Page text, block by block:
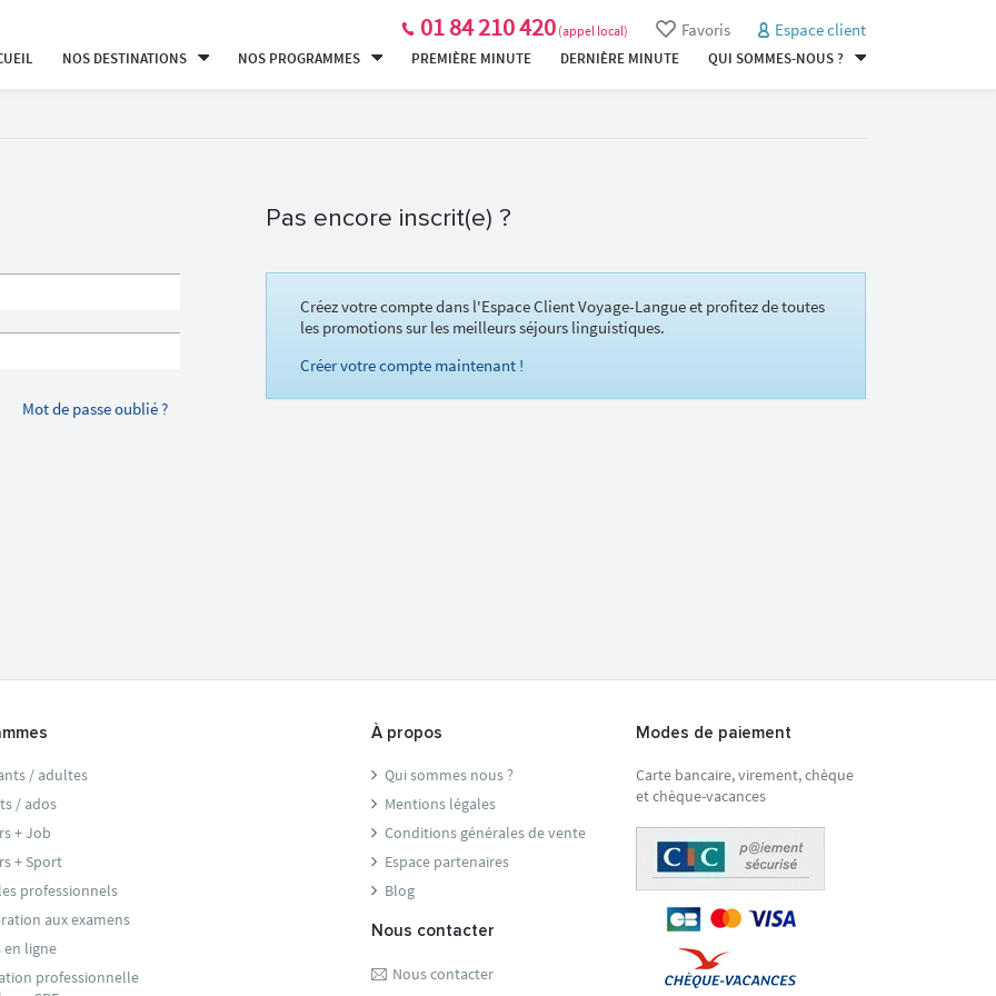
01 84 210 420 (appel local) Favoris Espace client
NOS DESTINATIONS NOS PROGRAMMES PREMIÈRE MINUTE DERNIÈRE MINUTE QUI SOMMES-NOUS ?
Mot de passe oublié ?
Pas encore inscrit(e) ?
Créez votre compte dans l'Espace Client Voyage-Langue et profitez de toutes
les promotions sur les meilleurs séjours linguistiques.
Créer votre compte maintenant !
/ adultes
/ ados
+ Job
+ Sport
professionnels
aux examens
en ligne
professionnelle
À propos
Qui sommes nous ?
Mentions légales
Conditions générales de vente
Espace partenaires
Blog
Nous contacter
Nous contacter
Modes de paiement
Carte bancaire, virement, chèque
et chèque-vacances